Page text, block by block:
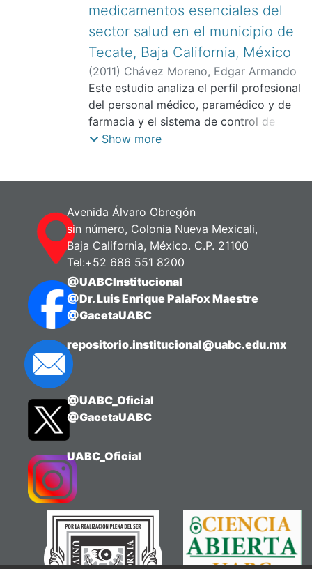
medicamentos esenciales del
sector salud en el municipio de
Tecate, Baja California, México
(2011) Chávez Moreno, Edgar Armando
Este estudio analiza el perfil profesional
del personal médico, paramédico y de
farmacia y el sistema de control de
inventarios, en las diferentes
Show more
Avenida Álvaro Obregón
sin número, Colonia Nueva Mexicali,
Baja California, México. C.P. 21100
Tel:+52 686 551 8200
@UABCInstitucional
@Dr. Luis Enrique PalaFox Maestre
@GacetaUABC
repositorio.institucional@uabc.edu.mx
@UABC_Oficial
@GacetaUABC
UABC_Oficial